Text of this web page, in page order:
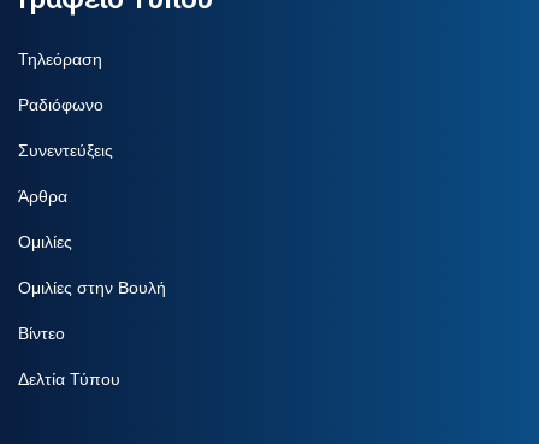
Τηλεόραση
Ραδιόφωνο
Συνεντεύξεις
Άρθρα
Ομιλίες
Ομιλίες στην Βουλή
Βίντεο
Δελτία Τύπου